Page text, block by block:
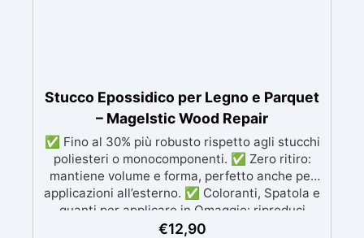
Stucco Epossidico per Legno e Parquet
– Magelstic Wood Repair
✅ Fino al 30% più robusto rispetto agli stucchi
poliesteri o monocomponenti. ✅ Zero ritiro:
mantiene volume e forma, perfetto anche per
applicazioni all’esterno. ✅ Coloranti, Spatola e
guanti per applicare in Omaggio: riproduci
qualsiasi tonalità del legno, con il kit di
€12,90